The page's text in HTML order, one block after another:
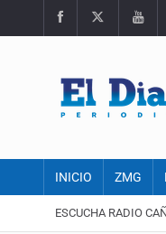
INICIO ZMG
ESCUCHA RADIO